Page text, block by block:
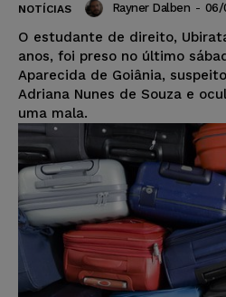
NOTÍCIAS Rayner Dalben - 06/
O estudante de direito,
anos, foi preso no último
Aparecida de Goiânia,
Adriana Nunes de Souza e
uma mala.